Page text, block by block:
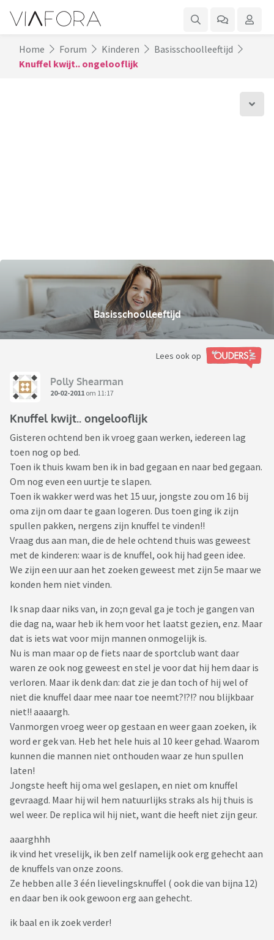
Home Forum Kinderen
Basisschoolleeftijd
Knuffel kwijt.. ongelooflijk
Basisschoolleeftijd
Lees ook op
Polly Shearman
20-02-2011 om 11:17
Knuffel kwijt.. ongelooflijk
Gisteren ochtend ben ik vroeg gaan werken, iedereen lag
toen nog op bed.
Toen ik thuis kwam ben ik in bad gegaan en naar bed gegaan.
Om nog even een uurtje te slapen.
Toen ik wakker werd was het 15 uur, jongste zou om 16 bij
oma zijn om daar te gaan logeren. Dus toen ging ik zijn
spullen pakken, nergens zijn knuffel te vinden!!
Vraag dus aan man, die de hele ochtend thuis was geweest
met de kinderen: waar is de knuffel, ook hij had geen idee.
We zijn een uur aan het zoeken geweest met zijn 5e maar we
konden hem niet vinden.
Ik snap daar niks van, in zo;n geval ga je toch je gangen van
die dag na, waar heb ik hem voor het laatst gezien, enz. Maar
dat is iets wat voor mijn mannen onmogelijk is.
Nu is man maar op de fiets naar de sportclub want daar
waren ze ook nog geweest en stel je voor dat hij hem daar is
verloren. Maar ik denk dan: dat zie je dan toch of hij wel of
niet die knuffel daar mee naar toe neemt?!?!? nou blijkbaar
niet!! aaaargh.
Vanmorgen vroeg weer op gestaan en weer gaan zoeken, ik
word er gek van. Heb het hele huis al 10 keer gehad. Waarom
kunnen die mannen niet onthouden waar ze hun spullen
laten!
Jongste heeft hij oma wel geslapen, en niet om knuffel
gevraagd. Maar hij wil hem natuurlijks straks als hij thuis is
wel weer. De replica wil hij niet, want die heeft niet zijn geur.
aaarghhh
ik vind het vreselijk, ik ben zelf namelijk ook erg gehecht aan
de knuffels van onze zoons.
Ze hebben alle 3 één lievelingsknuffel ( ook die van bijna 12)
en daar ben ik ook gewoon erg aan gehecht.
ik baal en ik zoek verder!